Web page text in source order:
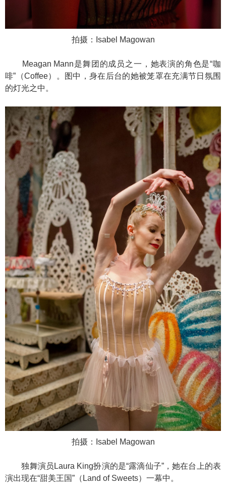
拍摄：Isabel Magowan
Meagan Mann是舞团的成员之一，她表演的角色是“咖
啡”（Coffee）。图中，身在后台的她被笼罩在充满节日氛围
的灯光之中。
拍摄：Isabel Magowan
独舞演员Laura King扮演的是“露滴仙子”，她在台上的表
演出现在“甜美王国”（Land of Sweets）一幕中。